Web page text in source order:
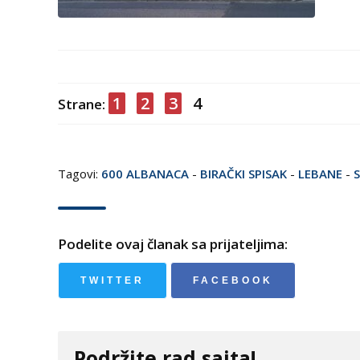
Strane: 1 2 3 4
Tagovi: 600 ALBANACA - BIRAČKI SPISAK - LEBANE -
Podelite ovaj članak sa prijateljima:
TWITTER FACEBOOK